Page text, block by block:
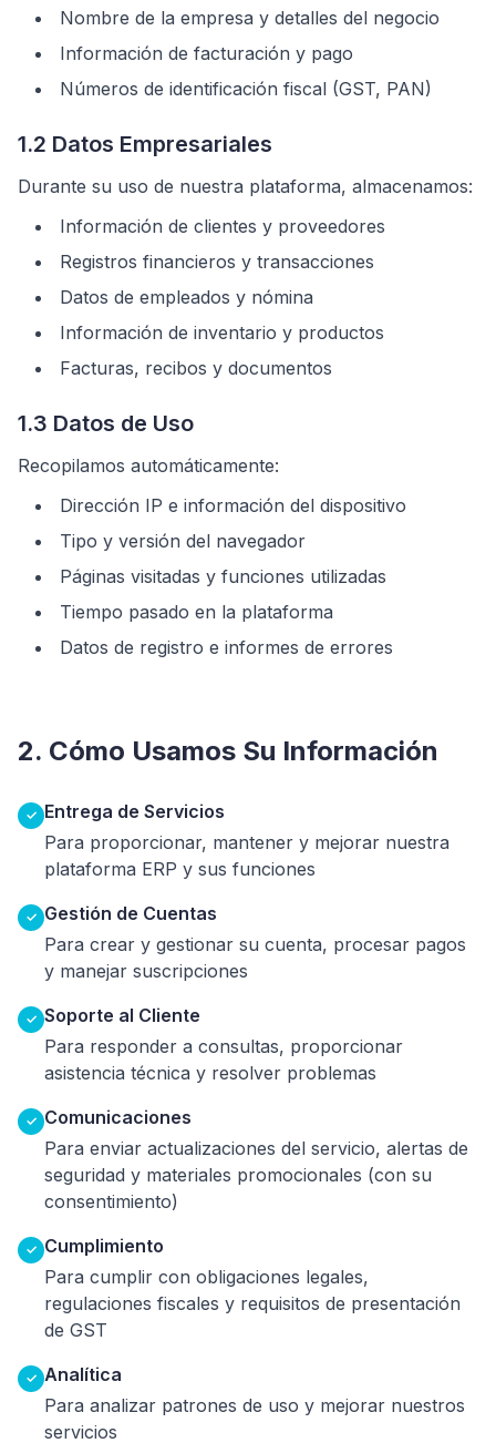
Nombre de la empresa y detalles del negocio
Información de facturación y pago
Números de identificación fiscal (GST, PAN)
1.2 Datos Empresariales
Durante su uso de nuestra plataforma, almacenamos:
Información de clientes y proveedores
Registros financieros y transacciones
Datos de empleados y nómina
Información de inventario y productos
Facturas, recibos y documentos
1.3 Datos de Uso
Recopilamos automáticamente:
Dirección IP e información del dispositivo
Tipo y versión del navegador
Páginas visitadas y funciones utilizadas
Tiempo pasado en la plataforma
Datos de registro e informes de errores
2. Cómo Usamos Su Información
✓ Entrega de Servicios
Para proporcionar, mantener y mejorar nuestra
plataforma ERP y sus funciones
✓ Gestión de Cuentas
Para crear y gestionar su cuenta, procesar pagos
y manejar suscripciones
✓ Soporte al Cliente
Para responder a consultas, proporcionar
asistencia técnica y resolver problemas
✓ Comunicaciones
Para enviar actualizaciones del servicio, alertas de
seguridad y materiales promocionales (con su
consentimiento)
✓ Cumplimiento
Para cumplir con obligaciones legales,
regulaciones fiscales y requisitos de presentación
de GST
✓ Analítica
Para analizar patrones de uso y mejorar nuestros
servicios